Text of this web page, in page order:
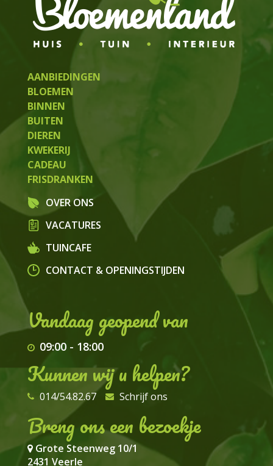
AANBIEDINGEN
BLOEMEN
BINNEN
BUITEN
DIEREN
KWEKERIJ
CADEAU
FRISDRANKEN
OVER ONS
VACATURES
TUINCAFE
CONTACT & OPENINGSTIJDEN
09:00- 18:00
Kunnen wij u helpen?
014/54.82.67 Schrijf ons
Breng ons een bezoekje
Grote Steenweg 10/1
2431 Veerle